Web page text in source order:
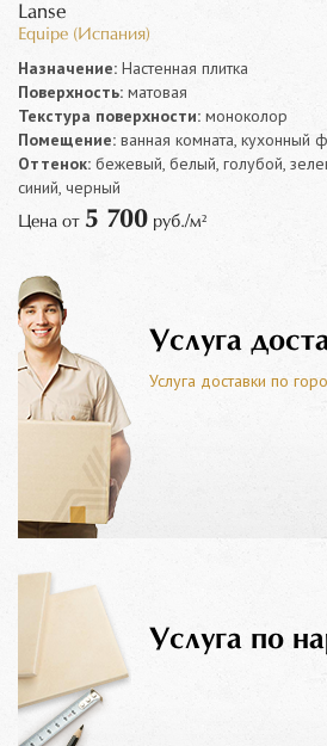
Lanse
Equipe (Испания)
Назначение: Настенная плитка
Поверхность: матовая
Текстура поверхности: моноколор
Помещение: ванная комната, кухонный
Оттенок: бежевый, белый, голубой,
синий, черный
Цена от 5 700 руб./м²
Услуга
Услуга доставки по
Услуга по